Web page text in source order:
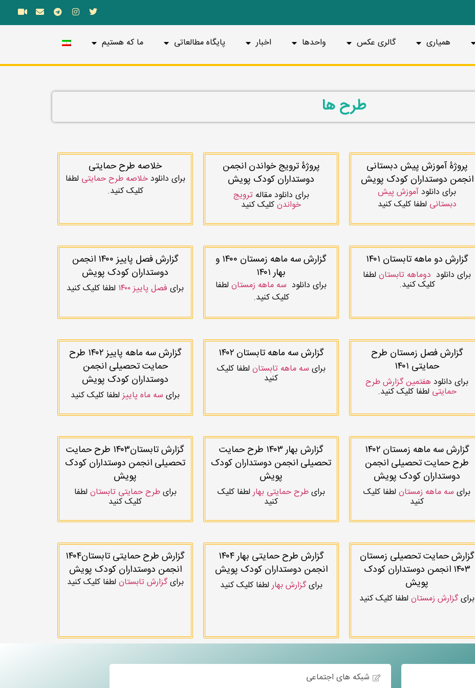
همیاری گالری عکس واحدها اخبار پایگاه مطالعاتی ما که هستیم
طرح ها
پروژۀ آموزش پیش دبستانی
انجمن دوستداران کودک پویش
برای دانلودآموزش پیش
دبستانی لطفا کلیک کنید
پروژۀ ترویج خواندن انجمن
دوستداران کودک پویش
برای دانلود مقاله ترویج
خواندنکلیک کنید
خلاصه طرح حمایتی
برای دانلودخلاصه طرح حمایتی لطفا
کلیک کنید.
گزارش دو ماهه تابستان ۱۴۰۱
برای دانلود دوماهه تابستان لطفا
کلیک کنید.
گزارش سه ماهه زمستان ۱۴۰۰ و
بهار ۱۴۰۱
برای دانلود سه ماهه زمستان لطفا
کلیک کنید.
گزارش فصل پاییز ۱۴۰۰ انجمن
دوستداران کودک پویش
برای فصل پاییز ۱۴۰۰ لطفا کلیک کنید
گزارش فصل زمستان طرح
حمایتی ۱۴۰۱
برای دانلود هفتمین گزارش طرح
حمایتی لطفا کلیک کنید.
گزارش سه ماهه تابستان ۱۴۰۲
برای سه ماهه تابستان لطفا کلیک
کنید
گزارش سه ماهه پاییز ۱۴۰۲ طرح
حمایت تحصیلی انجمن
دوستداران کودک پویش
برای سه ماه پاییزلطفا کلیک کنید
گزارش سه ماهه زمستان ۱۴۰۲
طرح حمایت تحصیلی انجمن
دوستداران کودک پویش
برای سه ماهه زمستان لطفا کلیک
کنید
گزارش بهار ۱۴۰۳ طرح حمایت
تحصیلی انجمن دوستداران کودک
پویش
برایطرح حمایتی بهارلطفا کلیک
کنید
گزارش تابستان۱۴۰۳ طرح حمایت
تحصیلی انجمن دوستداران کودک
پویش
برایطرح حمایتی تابستان لطفا
کلیک کنید
گزارش حمایت تحصیلی زمستان
۱۴۰۳ انجمن دوستداران کودک
پویش
برایگزارش زمستان لطفا کلیک کنید
گزارش طرح حمایتی بهار ۱۴۰۴
انجمن دوستداران کودک پویش
برایگزارش بهارلطفا کلیک کنید
گزارش طرح حمایتی تابستان۱۴۰۴
انجمن دوستداران کودک پویش
برایگزارش تابستان لطفا کلیک کنید
شبکه های اجتماعی